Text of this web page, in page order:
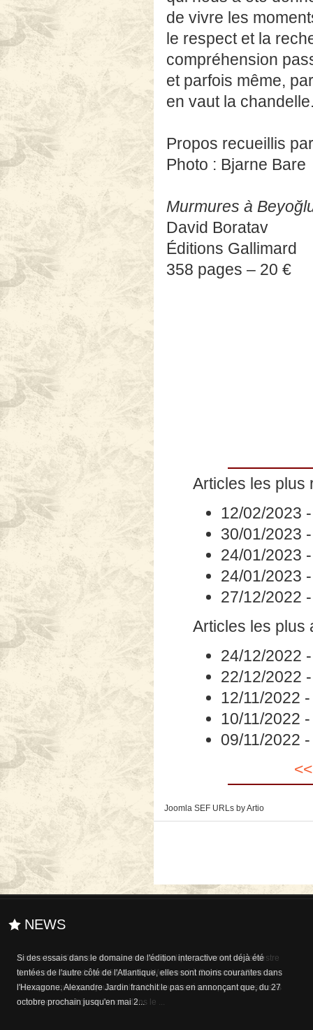
de vivre les
le respect et la
compréhension
et parfois même,
en vaut la
Propos recueillis
Photo : Bjarne Bare
Murmures à
David Boratav
Éditions Gallimard
358 pages – 20 €
Articles les plus
12/02/2023
30/01/2023
24/01/2023
24/01/2023
27/12/2022
Articles les plus
24/12/2022
22/12/2022
12/11/2022
10/11/2022
09/11/2022
Joomla SEF URLs by Artio
NEWS
Si des essais dans le domaine de l'édition interactive ont déjà été
tentées de l'autre côté de l'Atlantique, elles sont moins courantes dans
l'Hexagone. Alexandre Jardin franchit le pas en annonçant que, du 27
octobre prochain jusqu'en mai 2...